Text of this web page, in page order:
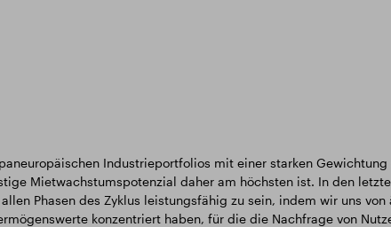
Industrieportfolios mit einer starken
Mietwachstumspotenzial daher am höchsten ist. In den
Phasen des Zyklus leistungsfähig zu sein, indem wir uns
konzentriert haben, für die die Nachfrage von